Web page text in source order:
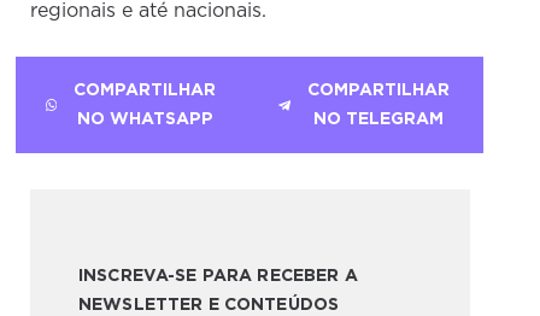
regionais e até nacionais.
COMPARTILHAR
NO WHATSAPP
COMPARTILHAR
NO TELEGRAM
INSCREVA-SE PARA RECEBER A
NEWSLETTER E CONTEÚDOS